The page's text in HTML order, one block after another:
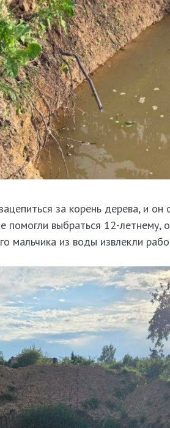
за корень дерева, и
помогли выбраться 12-летнему,
мальчика из воды извлекли